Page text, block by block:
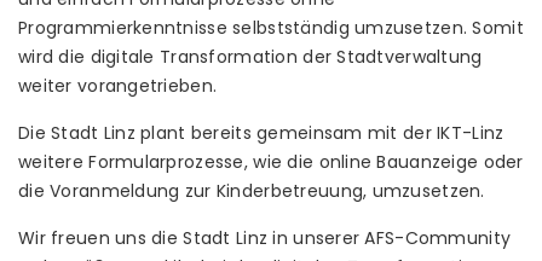
Programmierkenntnisse selbstständig umzusetzen. Somit
wird die digitale Transformation der Stadtverwaltung
weiter vorangetrieben.
Die Stadt Linz plant bereits gemeinsam mit der IKT-Linz
weitere Formularprozesse, wie die online Bauanzeige oder
die Voranmeldung zur Kinderbetreuung, umzusetzen.
Wir freuen uns die Stadt Linz in unserer AFS-Community